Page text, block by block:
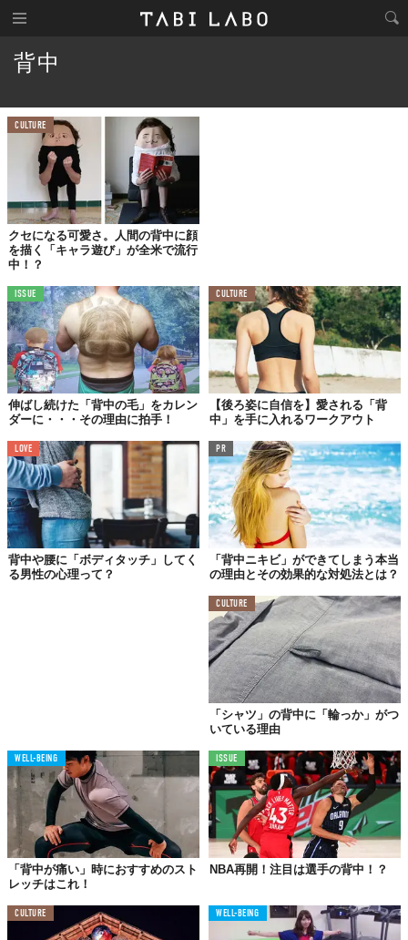
背中
CULTURE
クセになる可愛さ。人間の背中に顔
を描く「キャラ遊び」が全米で流行
中！？
ISSUE
伸ばし続けた「背中の毛」をカレン
ダーに・・・その理由に拍手！
CULTURE
【後ろ姿に自信を】愛される「背
中」を手に入れるワークアウト
LOVE
背中や腰に「ボディタッチ」してく
る男性の心理って？
PR
「背中ニキビ」ができてしまう本当
の理由とその効果的な対処法とは？
CULTURE
「シャツ」の背中に「輪っか」がつ
いている理由
WELL-BEING
「背中が痛い」時におすすめのスト
レッチはこれ！
ISSUE
NBA再開！注目は選手の背中！？
CULTURE WELL-BEING